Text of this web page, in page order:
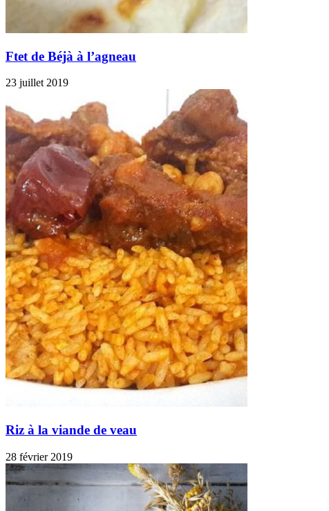
Ftet de Béjà à l’agneau
23 juillet 2019
Riz à la viande de veau
28 février 2019